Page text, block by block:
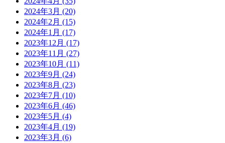
2024年3月 (20)
2024年2月 (15)
2024年1月 (17)
2023年12月 (17)
2023年11月 (27)
2023年10月 (11)
2023年9月 (24)
2023年8月 (23)
2023年7月 (10)
2023年6月 (46)
2023年5月 (4)
2023年4月 (19)
2023年3月 (6)